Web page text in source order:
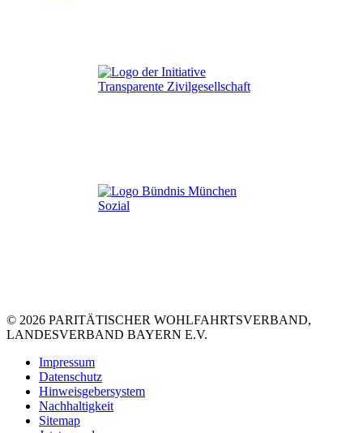
© 2026 PARITÄTISCHER WOHLFAHRTSVERBAND,
LANDESVERBAND BAYERN E.V.
Impressum
Datenschutz
Hinweisgebersystem
Nachhaltigkeit
Sitemap